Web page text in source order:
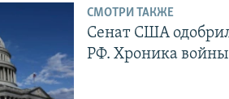
СМОТРИ ТАКЖЕ
Сенат США
РФ. Хроника войны